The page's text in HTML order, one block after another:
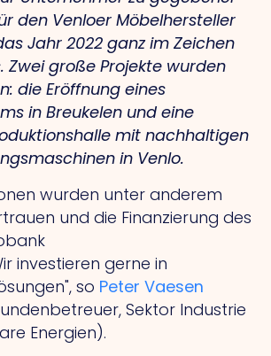
den Venloer Möbelhersteller
Jahr 2022 ganz im Zeichen
Zwei große Projekte wurden
die Eröffnung eines
in Breukelen und eine
mit nachhaltigen
in Venlo.
wurden unter anderem
und die Finanzierung des
investieren gerne in
so Peter Vaesen
Sektor Industrie
Energien).